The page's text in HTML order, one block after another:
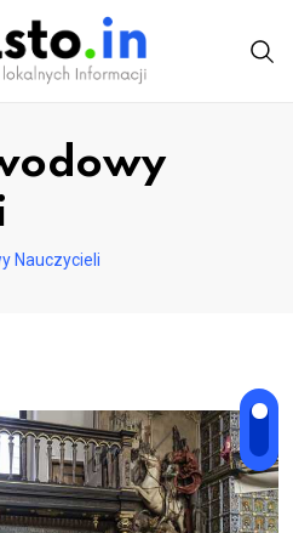
Nauczycieli